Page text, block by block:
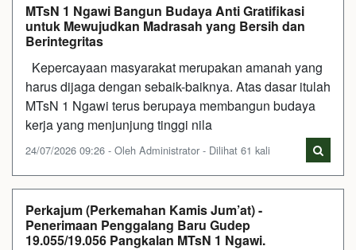
MTsN 1 Ngawi Bangun Budaya Anti Gratifikasi
untuk Mewujudkan Madrasah yang Bersih dan
Berintegritas
Kepercayaan masyarakat merupakan amanah yang
harus dijaga dengan sebaik-baiknya. Atas dasar itulah
MTsN 1 Ngawi terus berupaya membangun budaya
kerja yang menjunjung tinggi nila
24/07/2026 09:26 - Oleh Administrator - Dilihat 61 kali
Perkajum (Perkemahan Kamis Jum’at) -
Penerimaan Penggalang Baru Gudep
19.055/19.056 Pangkalan MTsN 1 Ngawi.